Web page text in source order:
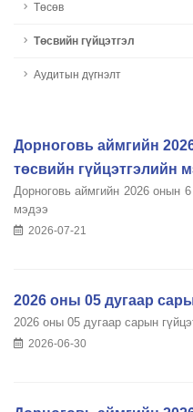
Төсөв
Төсвийн гүйцэтгэл
Аудитын дүгнэлт
Дорноговь аймгийн
төсвийн гүйцэтгэлийн
Дорноговь аймгийн 2026 онын
мэдээ
2026-07-21
2026 оны 05 дугаар
2026 оны 05 дугаар сарын
2026-06-30